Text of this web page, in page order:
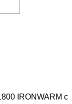
IRONWARM с